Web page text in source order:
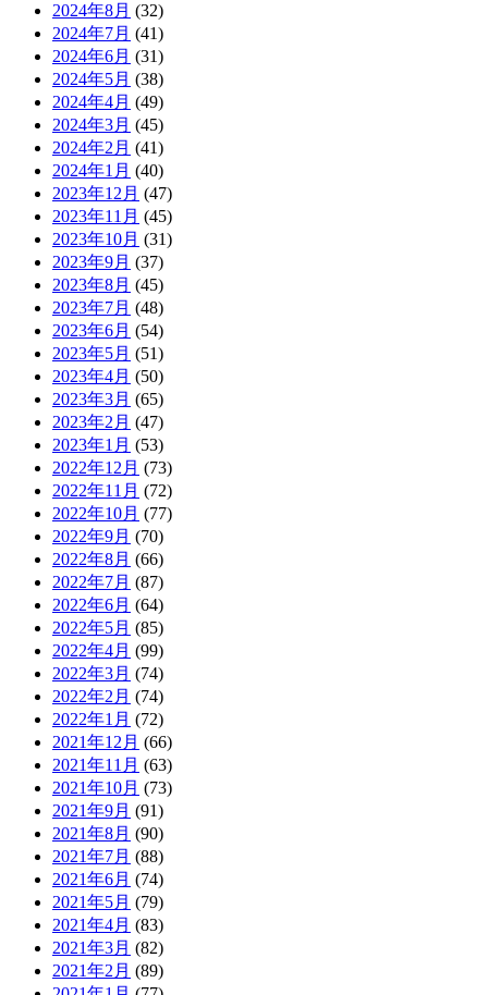
2024年8月 (32)
2024年7月 (41)
2024年6月 (31)
2024年5月 (38)
2024年4月 (49)
2024年3月 (45)
2024年2月 (41)
2024年1月 (40)
2023年12月 (47)
2023年11月 (45)
2023年10月 (31)
2023年9月 (37)
2023年8月 (45)
2023年7月 (48)
2023年6月 (54)
2023年5月 (51)
2023年4月 (50)
2023年3月 (65)
2023年2月 (47)
2023年1月 (53)
2022年12月 (73)
2022年11月 (72)
2022年10月 (77)
2022年9月 (70)
2022年8月 (66)
2022年7月 (87)
2022年6月 (64)
2022年5月 (85)
2022年4月 (99)
2022年3月 (74)
2022年2月 (74)
2022年1月 (72)
2021年12月 (66)
2021年11月 (63)
2021年10月 (73)
2021年9月 (91)
2021年8月 (90)
2021年7月 (88)
2021年6月 (74)
2021年5月 (79)
2021年4月 (83)
2021年3月 (82)
2021年2月 (89)